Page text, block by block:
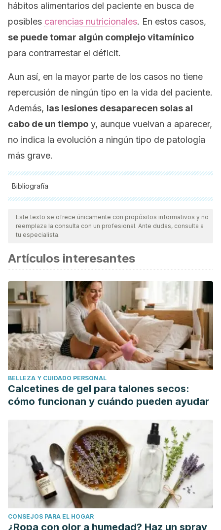
hábitos alimentarios del paciente en busca de
posibles carencias nutricionales. En estos casos,
se puede tomar algún complejo vitamínico
para contrarrestar el déficit.
Aun así, en la mayor parte de los casos no tiene
repercusión de ningún tipo en la vida del paciente.
Además, las lesiones desaparecen solas al
cabo de un tiempo y, aunque vuelvan a aparecer,
no indica la evolución a ningún tipo de patología
más grave.
Bibliografía
Todas las fuentes citadas fueron revisadas a profundidad por
nuestro equipo, para asegurar su calidad, confiabilidad,
vigencia y validez.La bibliografía de este artículo fue
científica.
Bradley, P., & O’Hara, J. (2015). Diseases of the salivary
glands. Surgery (United Kingdom).
https://doi.org/10.1016/j.mpsur.2015.09.005
Daniels TE, Jordan RC. Diseases of the mouth and salivary
glands. In: Goldman L, Schafer AI, eds.Goldman-Cecil
Medicine. 25th ed. Philadelphia, PA: Elsevier Saunders;
2016:chap 425.
Michael A. O. Lewis & Richard C. K. Jordan “A Colour
Handbook of Oral Medicine” Manson Publishing, 2004,
Este texto se ofrece únicamente con propósitos informativos y no
reemplaza la consulta con un profesional. Ante dudas, consulta a
tu especialista.
Artículos interesantes
BELLEZA Y CUIDADO PERSONAL
Calcetines de gel para talones secos:
cómo funcionan y cuándo pueden ayudar
CONSEJOS PARA EL HOGAR
¿Ropa con olor a humedad? Haz un spray